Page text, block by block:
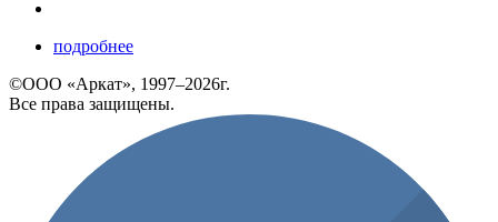
подробнее
©ООО «Аркат», 1997–2026г.
Все права защищены.